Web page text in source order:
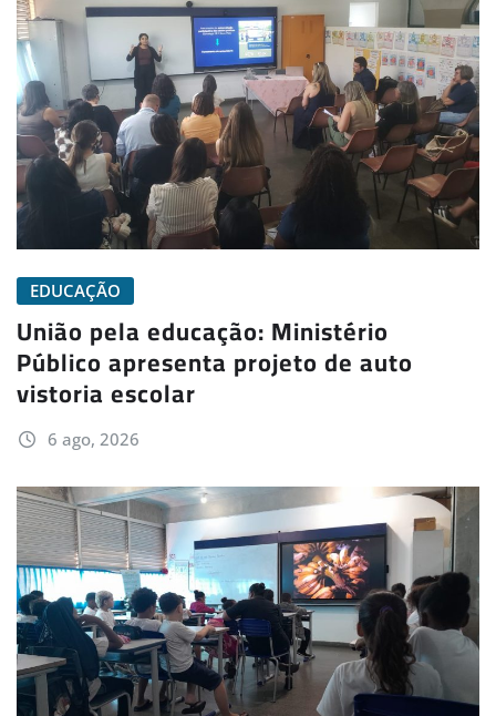
EDUCAÇÃO
União pela educação: Ministério
Público apresenta projeto de auto
vistoria escolar
6 ago, 2026